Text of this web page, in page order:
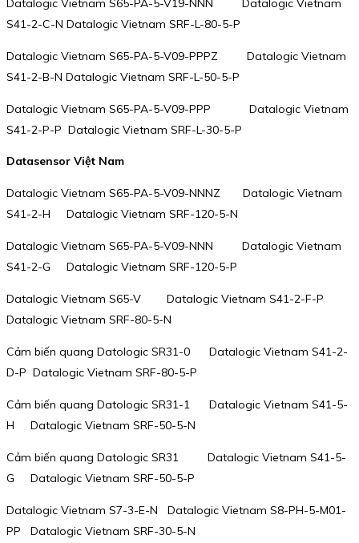
S41-2-C-N Datalogic Vietnam SRF-L-80-5-P
Datalogic Vietnam S65-PA-5-V09-PPPZ Datalogic Vietnam
S41-2-B-N Datalogic Vietnam SRF-L-50-5-P
Datalogic Vietnam S65-PA-5-V09-PPP Datalogic Vietnam
S41-2-P-P Datalogic Vietnam SRF-L-30-5-P
Datasensor Việt Nam
Datalogic Vietnam S65-PA-5-V09-NNNZ Datalogic Vietnam
S41-2-H Datalogic Vietnam SRF-120-5-N
Datalogic Vietnam S65-PA-5-V09-NNN Datalogic Vietnam
S41-2-G Datalogic Vietnam SRF-120-5-P
Datalogic Vietnam S65-V Datalogic Vietnam S41-2-F-P
Datalogic Vietnam SRF-80-5-N
Cảm biến quang Datologic SR31-0 Datalogic Vietnam S41-2-
D-P Datalogic Vietnam SRF-80-5-P
Cảm biến quang Datologic SR31-1 Datalogic Vietnam S41-5-
H Datalogic Vietnam SRF-50-5-N
Cảm biến quang Datologic SR31 Datalogic Vietnam S41-5-
G Datalogic Vietnam SRF-50-5-P
Datalogic Vietnam S7-3-E-N Datalogic Vietnam S8-PH-5-M01-
PP Datalogic Vietnam SRF-30-5-N